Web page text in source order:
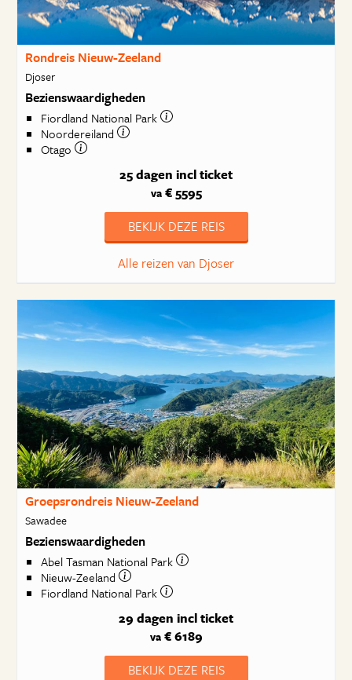
Rondreis Nieuw-Zeeland
Djoser
Bezienswaardigheden
Fiordland National Park
Noordereiland
Otago
25 dagen incl ticket
va€ 5595
BEKIJK DEZE REIS
Alle reizen van Djoser
Groepsrondreis Nieuw-Zeeland
Sawadee
Bezienswaardigheden
Abel Tasman National Park
Nieuw-Zeeland
Fiordland National Park
29 dagen incl ticket
va€ 6189
BEKIJK DEZE REIS